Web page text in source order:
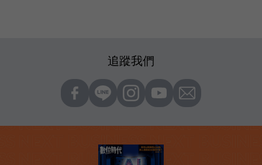
追蹤我們